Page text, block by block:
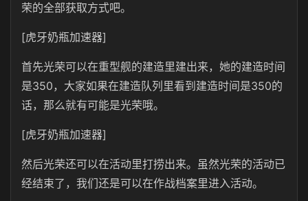
荣的全部获取方式吧。
[虎牙奶瓶加速器]
首先光荣可以在重型舰的建造里建出来，她的建造时间
是350，大家如果在建造队列里看到建造时间是350的
话，那么就有可能是光荣哦。
[虎牙奶瓶加速器]
然后光荣还可以在活动里打捞出来。虽然光荣的活动已
经结束了，我们还是可以在作战档案里进入活动。